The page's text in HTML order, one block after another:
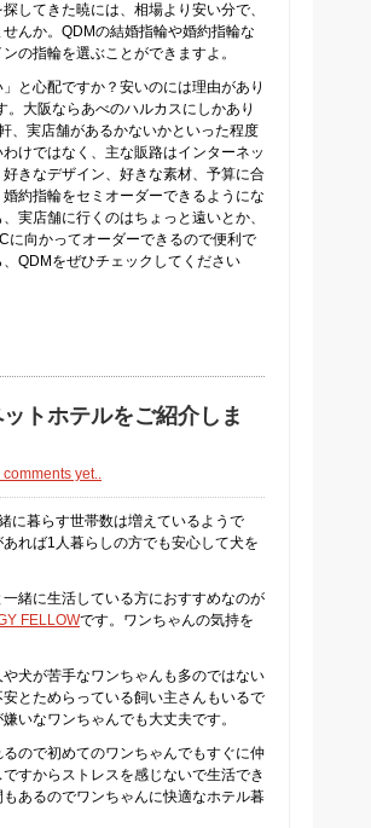
してきた暁には、相場より安い分で、
んか。QDMの結婚指輪や婚約指輪な
の指輪を選ぶことができますよ。
と心配ですか？安いのには理由があり
大阪ならあべのハルカスにしかあり
、実店舗があるかないかといった程度
けではなく、主な販路はインターネッ
きなデザイン、好きな素材、予算に合
約指輪をセミオーダーできるようにな
実店舗に行くのはちょっと遠いとか、
に向かってオーダーできるので便利で
QDMをぜひチェックしてください
トホテルをご紹介しま
comments yet..
に暮らす世帯数は増えているようで
れば1人暮らしの方でも安心して犬を
緒に生活している方におすすめなのが
FELLOWです。ワンちゃんの気持を
犬が苦手なワンちゃんも多のではない
とためらっている飼い主さんもいるで
いなワンちゃんでも大丈夫です。
ので初めてのワンちゃんでもすぐに仲
すからストレスを感じないで生活でき
あるのでワンちゃんに快適なホテル暮